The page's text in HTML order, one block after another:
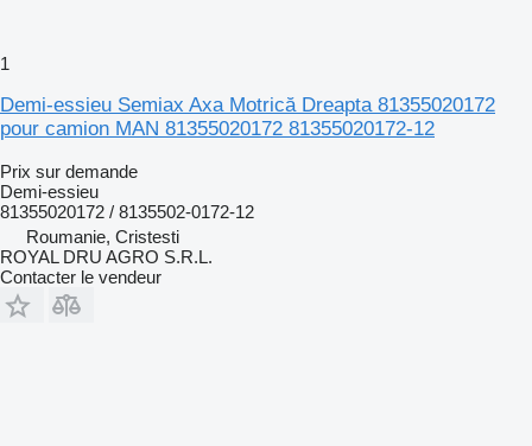
1
Demi-essieu Semiax Axa Motrică Dreapta 81355020172
pour camion MAN 81355020172 81355020172-12
Prix sur demande
Demi-essieu
81355020172 / 8135502-0172-12
Roumanie, Cristesti
ROYAL DRU AGRO S.R.L.
Contacter le vendeur